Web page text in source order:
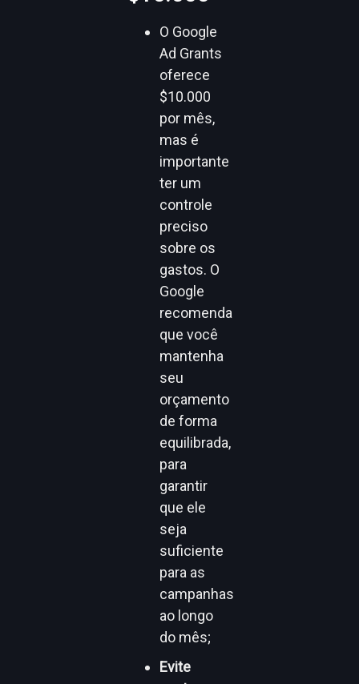
O Google
Ad Grants
oferece
$10.000
por mês,
mas é
importante
ter um
controle
preciso
sobre os
gastos. O
Google
recomenda
que você
mantenha
seu
orçamento
de forma
equilibrada,
para
garantir
que ele
seja
suficiente
para as
campanhas
ao longo
do mês;
Evite